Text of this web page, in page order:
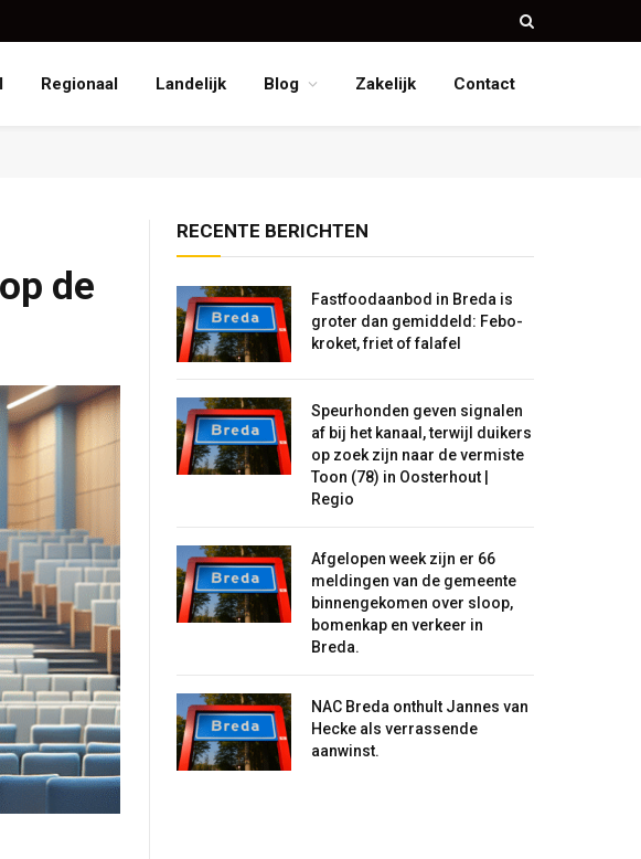
Regionaal Landelijk Blog Zakelijk Contact
de
RECENTE BERICHTEN
Fastfoodaanbod in Breda is
groter dan gemiddeld: Febo-
kroket, friet of falafel
Speurhonden geven signalen
af bij het kanaal, terwijl duikers
op zoek zijn naar de vermiste
Toon (78) in Oosterhout |
Regio
Afgelopen week zijn er 66
meldingen van de gemeente
binnengekomen over sloop,
bomenkap en verkeer in
Breda.
NAC Breda onthult Jannes van
Hecke als verrassende
aanwinst.